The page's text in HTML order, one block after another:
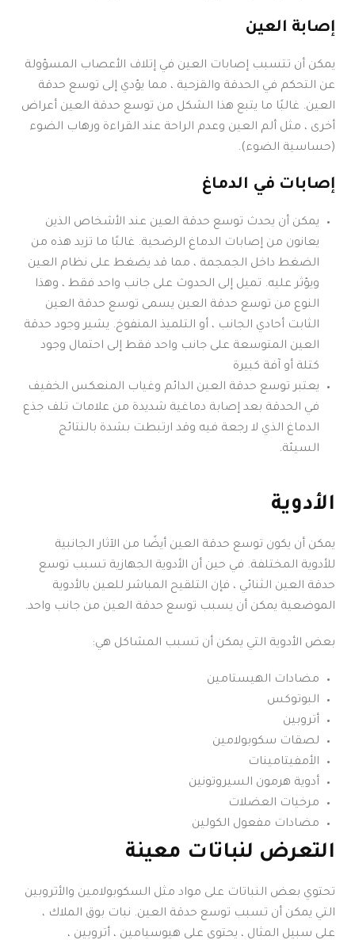
إصابة العين
يمكن أن تتسبب إصابات العين في إتلاف الأعصاب المسؤولة
عن التحكم في الحدقة والقزحية ، مما يؤدي إلى توسع حدقة
العين. غالبًا ما يتبع هذا الشكل من توسع حدقة العين أعراض
أخرى ، مثل ألم العين وعدم الراحة عند القراءة ورهاب الضوء
(حساسية الضوء).
إصابات في الدماغ
يمكن أن يحدث توسع حدقة العين عند الأشخاص الذين
يعانون من إصابات الدماغ الرضحية. غالبًا ما تزيد هذه من
الضغط داخل الجمجمة ، مما قد يضغط على نظام العين
ويؤثر عليه. تميل إلى الحدوث على جانب واحد فقط ، وهذا
النوع من توسع حدقة العين يسمى توسع حدقة العين
الثابت أحادي الجانب ، أو التلميذ المنفوخ. يشير وجود حدقة
العين المتوسعة على جانب واحد فقط إلى احتمال وجود
كتلة أو آفة كبيرة
يعتبر توسع حدقة العين الدائم وغياب المنعكس الخفيف
في الحدقة بعد إصابة دماغية شديدة من علامات تلف جذع
الدماغ الذي لا رجعة فيه وقد ارتبطت بشدة بالنتائج
السيئة.
الأدوية
يمكن أن يكون توسع حدقة العين أيضًا من الآثار الجانبية
للأدوية المختلفة. في حين أن الأدوية الجهازية تسبب توسع
حدقة العين الثنائي ، فإن التلقيح المباشر للعين بالأدوية
الموضعية يمكن أن يسبب توسع حدقة العين من جانب واحد.
بعض الأدوية التي يمكن أن تسبب المشاكل هي:
مضادات الهيستامين
البوتوكس
أتروبين
لصقات سكوبولامين
الأمفيتامينات
أدوية هرمون السيروتونين
مرخيات العضلات
مضادات مفعول الكولين
التعرض لنباتات معينة
تحتوي بعض النباتات على مواد مثل السكوبولامين والأتروبين
التي يمكن أن تسبب توسع حدقة العين. نبات بوق الملاك ،
على سبيل المثال ، يحتوي على هيوسيامين ، أتروبين ،